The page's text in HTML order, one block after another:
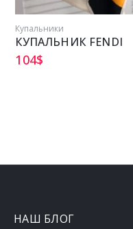
Купальники
КУПАЛЬНИК FENDI
104$
НАШ БЛОГ